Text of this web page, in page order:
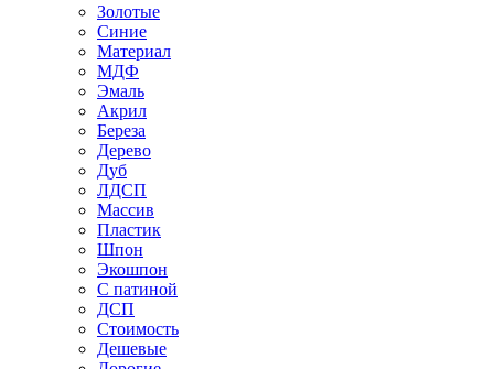
Золотые
Синие
Материал
МДФ
Эмаль
Акрил
Береза
Дерево
Дуб
ЛДСП
Массив
Пластик
Шпон
Экошпон
С патиной
ДСП
Стоимость
Дешевые